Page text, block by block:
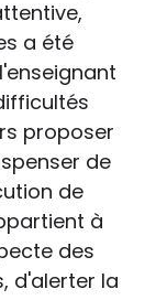
a été
proposer
de
de
à
des
d'alerter la